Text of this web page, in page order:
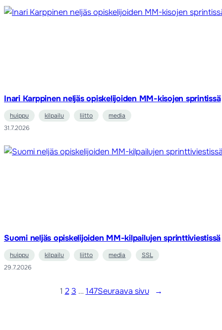
Inari Karppinen neljäs opiskelijoiden MM-kisojen sprintissä
huippu kilpailu liitto
media
31.7.2026
Suomi neljäs opiskelijoiden MM-kilpailujen sprinttiviestissä
huippu kilpailu liitto media
SSL
29.7.2026
1 2 3 … 147Seuraava sivu →